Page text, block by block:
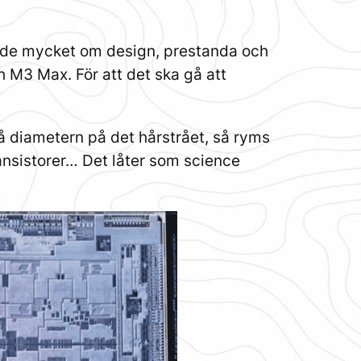
mycket om design, prestanda och
M3 Max. För att det ska gå att
diametern på det hårstrået, så ryms
Det låter som science